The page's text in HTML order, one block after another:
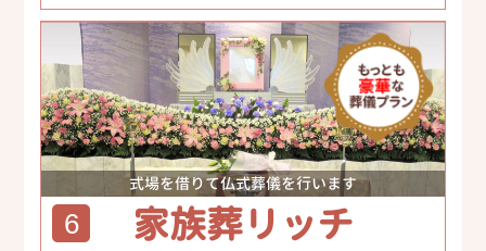
式場を借りて仏式葬儀を行います
6 家族葬リッチ